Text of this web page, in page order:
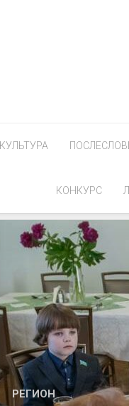
КУЛЬТУРА
КОНКУРС
РЕГИОН